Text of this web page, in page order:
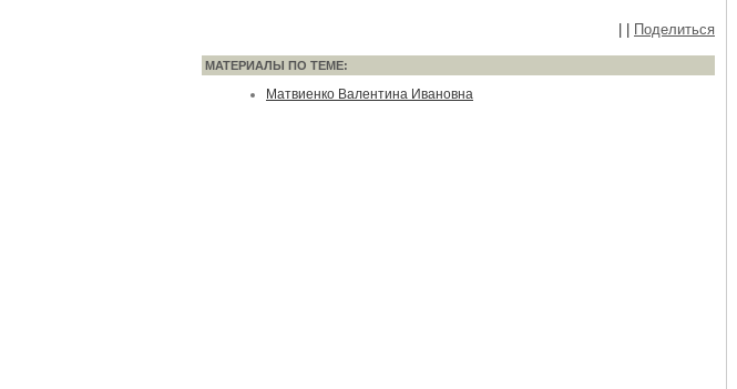
Поделиться
МАТЕРИАЛЫ ПО ТЕМЕ:
Матвиенко Валентина Ивановна